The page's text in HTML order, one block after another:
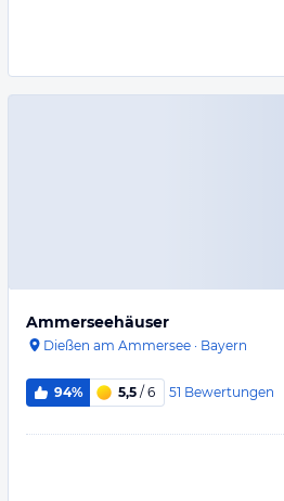
Ammerseehäuser
Dießen am Ammersee · Bayern
94% 5,5 / 6 51 Bewertungen